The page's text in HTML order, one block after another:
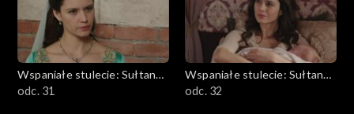
Wspaniałe stulecie: Sułtanka
Kösem
odc. 31
Wspaniałe stulecie: Sułtanka
Kösem
odc. 32